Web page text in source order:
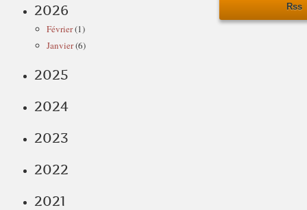
2026
Février(1)
Janvier(6)
2025
2024
2023
2022
2021
Rss